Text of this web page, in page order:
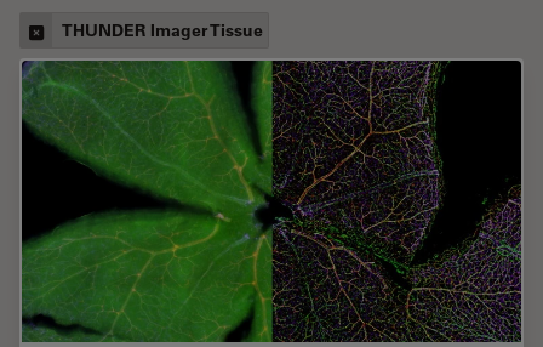
THUNDER Imager Tissue